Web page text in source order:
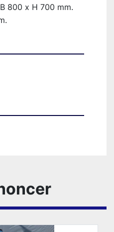
800 x H 700 mm.